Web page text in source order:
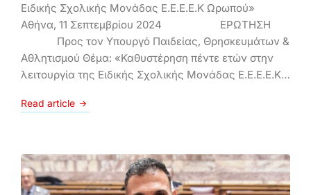
Ειδικής Σχολικής Μονάδας Ε.Ε.Ε.Ε.Κ Ωρωπού»
Αθήνα, 11 Σεπτεμβρίου 2024 ΕΡΩΤΗΣΗ
Προς τον Υπουργό Παιδείας, Θρησκευμάτων &
Αθλητισμού Θέμα: «Καθυστέρηση πέντε ετών στην
λειτουργία της Ειδικής Σχολικής Μονάδας Ε.Ε.Ε.Ε.Κ…
Read article